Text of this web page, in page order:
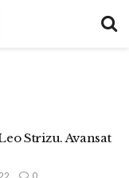
Strizu. Avansat
0